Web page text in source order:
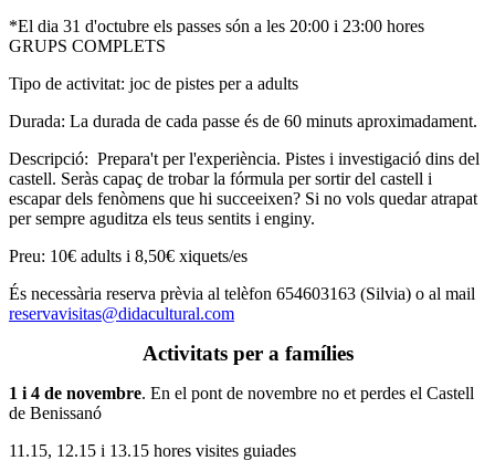
*El dia 31 d'octubre els passes són a les 20:00 i 23:00 hores
GRUPS COMPLETS
Tipo de activitat: joc de pistes per a adults
Durada: La durada de cada passe és de 60 minuts aproximadament.
Descripció: Prepara't per l'experiència. Pistes i investigació dins del
castell. Seràs capaç de trobar la fórmula per sortir del castell i
escapar dels fenòmens que hi succeeixen? Si no vols quedar atrapat
per sempre aguditza els teus sentits i enginy.
Preu: 10€ adults i 8,50€ xiquets/es
És necessària reserva prèvia al telèfon 654603163 (Silvia) o al mail
reservavisitas@didacultural.com
Activitats per a famílies
1 i 4 de novembre. En el pont de novembre no et perdes el Castell
de Benissanó
11.15, 12.15 i 13.15 hores visites guiades